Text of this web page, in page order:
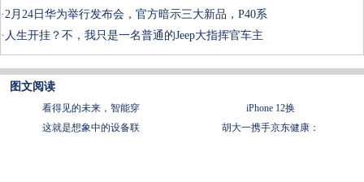
· 2月24日华为举行发布会，官方暗示三大新品，P40系
· 人生开挂？不，我只是一名普通的Jeep大指挥官车主
图文阅读
看得见的未来，智能穿
iPhone 12换
这就是想象中的设备联
胡大一携手京东健康：